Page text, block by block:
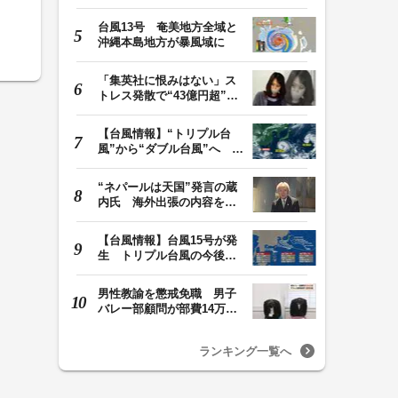
台風13号 奄美地方全域と
沖縄本島地方が暴風域に
「集英社に恨みはない」ス
トレス発散で“43億円超”の
【台風情報】“トリプル台
風”から“ダブル台風”へ 13
“ネパールは天国”発言の蔵
内氏 海外出張の内容を説
【台風情報】台風15号が発
生 トリプル台風の今後の
男性教諭を懲戒免職 男子
バレー部顧問が部費14万円
ランキング一覧へ